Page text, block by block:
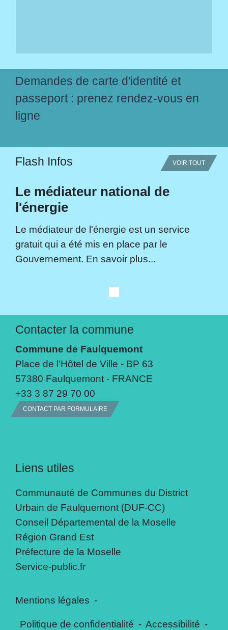
Demandes de carte d'identité et
passeport : prenez rendez-vous en
ligne
Flash Infos VOIR TOUT
Le médiateur national de
l'énergie
Le médiateur de l'énergie est un service
gratuit qui a été mis en place par le
Gouvernement. En savoir plus...
Contacter la commune
Commune de Faulquemont
Place de l'Hôtel de Ville - BP 63
57380 Faulquemont - FRANCE
+33 3 87 29 70 00
CONTACT PAR FORMULAIRE
Liens utiles
Communauté de Communes du District
Urbain de Faulquemont (DUF-CC)
Conseil Départemental de la Moselle
Région Grand Est
Préfecture de la Moselle
Service-public.fr
Mentions légales -
Politique de confidentialité - Accessibilité -